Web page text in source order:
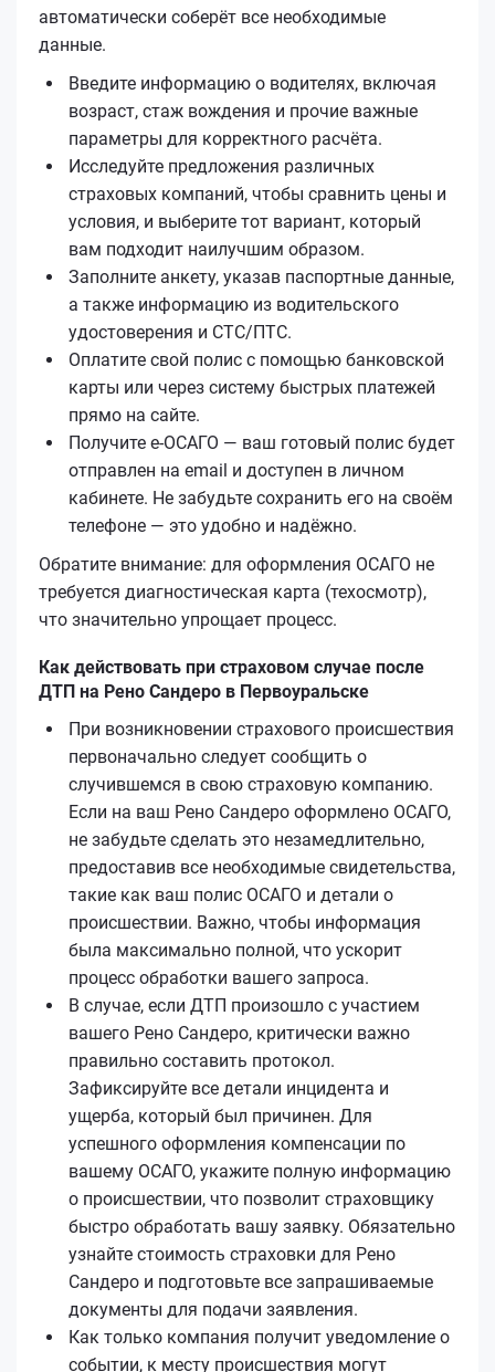
автоматически соберёт все необходимые
данные.
Введите информацию о водителях, включая
возраст, стаж вождения и прочие важные
параметры для корректного расчёта.
Исследуйте предложения различных
страховых компаний, чтобы сравнить цены и
условия, и выберите тот вариант, который
вам подходит наилучшим образом.
Заполните анкету, указав паспортные данные,
а также информацию из водительского
удостоверения и СТС/ПТС.
Оплатите свой полис с помощью банковской
карты или через систему быстрых платежей
прямо на сайте.
Получите е‑ОСАГО — ваш готовый полис будет
отправлен на email и доступен в личном
кабинете. Не забудьте сохранить его на своём
телефоне — это удобно и надёжно.
Обратите внимание: для оформления ОСАГО не
требуется диагностическая карта (техосмотр),
что значительно упрощает процесс.
Как действовать при страховом случае после
ДТП на Рено Сандеро в Первоуральске
При возникновении страхового происшествия
первоначально следует сообщить о
случившемся в свою страховую компанию.
Если на ваш Рено Сандеро оформлено ОСАГО,
не забудьте сделать это незамедлительно,
предоставив все необходимые свидетельства,
такие как ваш полис ОСАГО и детали о
происшествии. Важно, чтобы информация
была максимально полной, что ускорит
процесс обработки вашего запроса.
В случае, если ДТП произошло с участием
вашего Рено Сандеро, критически важно
правильно составить протокол.
Зафиксируйте все детали инцидента и
ущерба, который был причинен. Для
успешного оформления компенсации по
вашему ОСАГО, укажите полную информацию
о происшествии, что позволит страховщику
быстро обработать вашу заявку. Обязательно
узнайте стоимость страховки для Рено
Сандеро и подготовьте все запрашиваемые
документы для подачи заявления.
Как только компания получит уведомление о
событии, к месту происшествия могут